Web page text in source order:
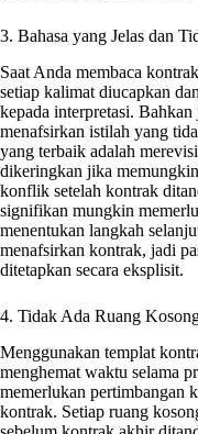
3. Bahasa yang Jelas dan
Saat Anda membaca
setiap kalimat diucapkan
kepada interpretasi.
menafsirkan istilah yang
yang terbaik adalah
dikeringkan jika
konflik setelah kontrak
signifikan mungkin
menentukan langkah
menafsirkan kontrak, jadi
ditetapkan secara eksplisit.
4. Tidak Ada Ruang
Menggunakan templat
menghemat waktu selama
memerlukan pertimbangan
kontrak. Setiap ruang